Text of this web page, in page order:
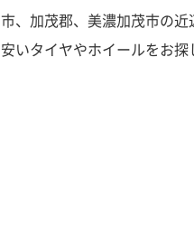
市、加茂郡、美濃加茂市の近
安いタイヤやホイールをお探